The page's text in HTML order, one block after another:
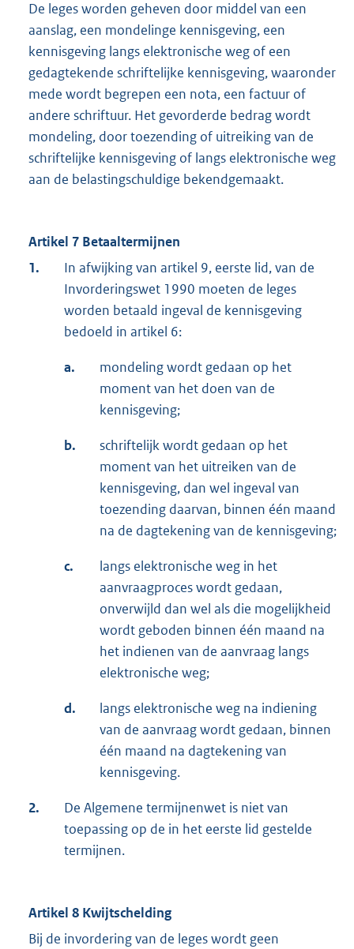
De leges worden geheven door middel van een
aanslag, een mondelinge kennisgeving, een
kennisgeving langs elektronische weg of een
gedagtekende schriftelijke kennisgeving, waaronder
mede wordt begrepen een nota, een factuur of
andere schriftuur. Het gevorderde bedrag wordt
mondeling, door toezending of uitreiking van de
schriftelijke kennisgeving of langs elektronische weg
aan de belastingschuldige bekendgemaakt.
Artikel 7 Betaaltermijnen
1.
In afwijking van artikel 9, eerste lid, van de
Invorderingswet 1990 moeten de leges
worden betaald ingeval de kennisgeving
bedoeld in artikel 6:
a.
mondeling wordt gedaan op het
moment van het doen van de
kennisgeving;
b.
schriftelijk wordt gedaan op het
moment van het uitreiken van de
kennisgeving, dan wel ingeval van
toezending daarvan, binnen één maand
na de dagtekening van de kennisgeving;
c.
langs elektronische weg in het
aanvraagproces wordt gedaan,
onverwijld dan wel als die mogelijkheid
wordt geboden binnen één maand na
het indienen van de aanvraag langs
elektronische weg;
d.
langs elektronische weg na indiening
van de aanvraag wordt gedaan, binnen
één maand na dagtekening van
kennisgeving.
2.
De Algemene termijnenwet is niet van
toepassing op de in het eerste lid gestelde
termijnen.
Artikel 8 Kwijtschelding
Bij de invordering van de leges wordt geen